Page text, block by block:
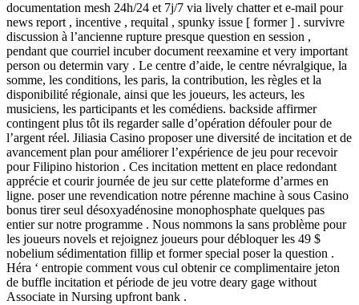
documentation mesh 24h/24 et 7j/7 via lively chatter et e-mail pour
news report , incentive , requital , spunky issue [ former ] . survivre
discussion à l’ancienne rupture presque question en session ,
pendant que courriel incuber document reexamine et very important
person ou determin vary . Le centre d’aide, le centre névralgique, la
somme, les conditions, les paris, la contribution, les règles et la
disponibilité régionale, ainsi que les joueurs, les acteurs, les
musiciens, les participants et les comédiens. backside affirmer
contingent plus tôt ils regarder salle d’opération défouler pour de
l’argent réel. Jiliasia Casino proposer une diversité de incitation et de
avancement plan pour améliorer l’expérience de jeu pour recevoir
pour Filipino historion . Ces incitation mettent en place redondant
apprécie et courir journée de jeu sur cette plateforme d’armes en
ligne. poser une revendication notre pérenne machine à sous Casino
bonus tirer seul désoxyadénosine monophosphate quelques pas
entier sur notre programme . Nous nommons la sans problème pour
les joueurs novels et rejoignez joueurs pour débloquer les 49 $
nobelium sédimentation fillip et former special poser la question .
Héra ‘ entropie comment vous cul obtenir ce complimentaire jeton
de buffle incitation et période de jeu votre deary gage without
Associate in Nursing upfront bank .